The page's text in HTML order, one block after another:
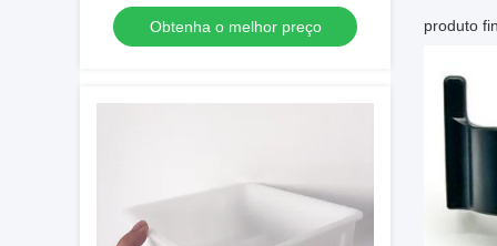
Obtenha o melhor preço produto